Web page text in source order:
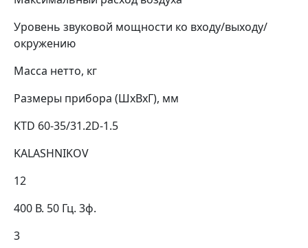
Уровень звуковой мощности ко входу/выходу/
окружению
Масса нетто, кг
Размеры прибора (ШхВхГ), мм
KTD 60-35/31.2D-1.5
KALASHNIKOV
12
400 В. 50 Гц. 3ф.
3